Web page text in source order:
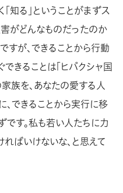
知る」ということがまずス
がどんなものだったのか
すが、できることから行動
できることは「ヒバクシャ国
家族を、あなたの愛する人
できることから実行に移
です。私も若い人たちに力
ればいけないな、と思えて